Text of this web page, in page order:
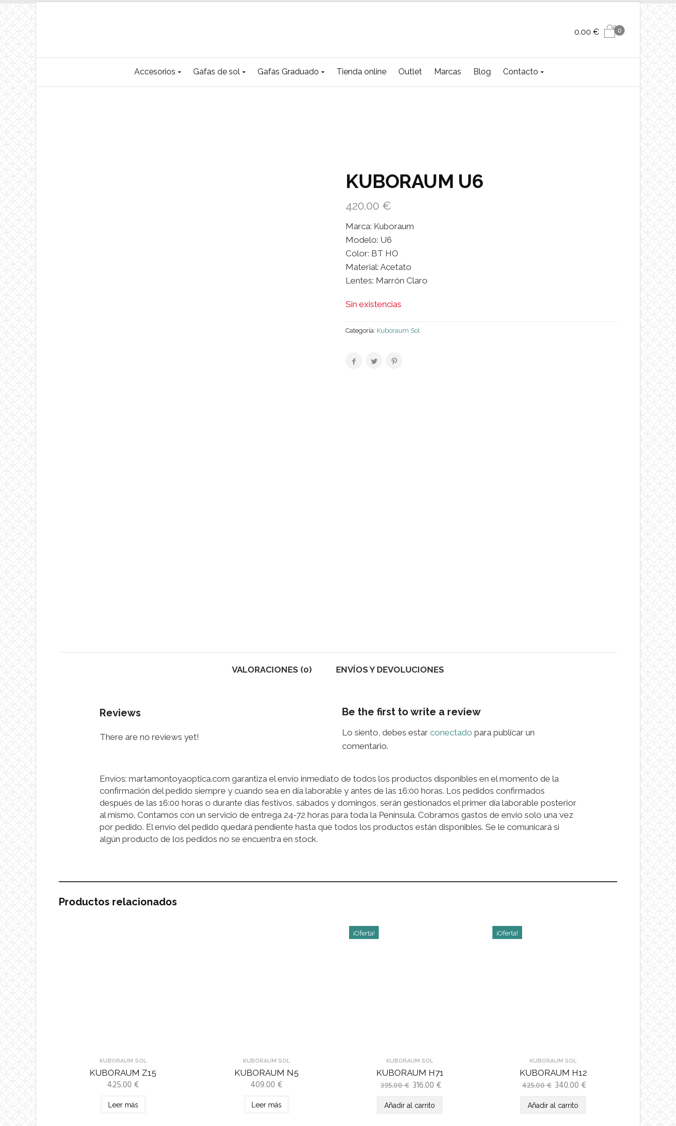
0
0.00 €
Accesorios Gafas de sol Gafas Graduado Tienda online Outlet Marcas Blog Contacto
KUBORAUM U6
420.00 €
Marca: Kuboraum
Modelo: U6
Color: BT HO
Material: Acetato
Lentes: Marrón Claro
Sin existencias
Categoría: Kuboraum Sol
VALORACIONES (0) ENVÍOS Y DEVOLUCIONES
Reviews
There are no reviews yet!
Be the first to write a review
Lo siento, debes estar conectado para publicar un
comentario.
Envíos: martamontoyaoptica.com garantiza el envío inmediato de todos los productos disponibles en el momento de la
confirmación del pedido siempre y cuando sea en día laborable y antes de las 16:00 horas. Los pedidos confirmados
después de las 16:00 horas o durante días festivos, sábados y domingos, serán gestionados el primer día laborable posterior
al mismo. Contamos con un servicio de entrega 24-72 horas para toda la Península. Cobramos gastos de envío solo una vez
por pedido. El envío del pedido quedará pendiente hasta que todos los productos están disponibles. Se le comunicará si
algún producto de los pedidos no se encuentra en stock.
Productos relacionados
KUBORAUM SOL
KUBORAUM Z15
425.00 €
Leer más
KUBORAUM SOL
KUBORAUM N5
409.00 €
Leer más
KUBORAUM SOL
KUBORAUM H71
395.00€ 316.00 €
¡Oferta!
Añadir al carrito
KUBORAUM SOL
KUBORAUM H12
425.00€ 340.00 €
¡Oferta!
Añadir al carrito